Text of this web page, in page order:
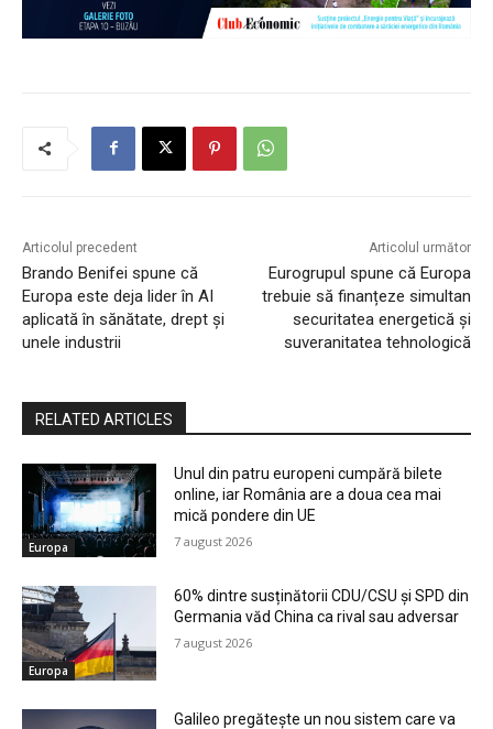
Articolul precedent
Brando Benifei spune că
Europa este deja lider în AI
aplicată în sănătate, drept și
unele industrii
Articolul următor
Eurogrupul spune că Europa
trebuie să finanțeze simultan
securitatea energetică și
suveranitatea tehnologică
RELATED ARTICLES
Europa
Unul din patru europeni cumpără bilete
online, iar România are a doua cea mai
mică pondere din UE
7 august 2026
Europa
60% dintre susținătorii CDU/CSU și SPD din
Germania văd China ca rival sau adversar
7 august 2026
Galileo pregătește un nou sistem care va